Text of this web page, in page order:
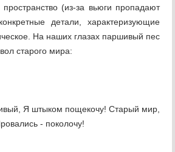
(из-за вьюги пропадают
детали, характеризующие
На наших глазах паршивый пес
старого мира:
Я штыком пощекочу! Старый мир,
- поколочу!